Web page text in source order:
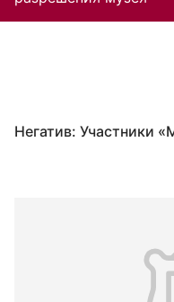
Негатив: Участники